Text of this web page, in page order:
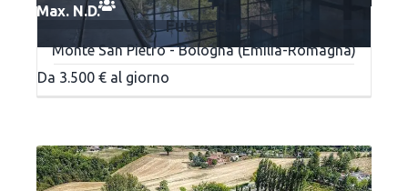
Max. N.D.
FutureLab
Monte San Pietro - Bologna (Emilia-Romagna)
Da 3.500 € al giorno